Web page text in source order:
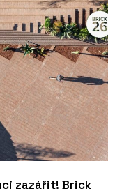
zazářit! Brick